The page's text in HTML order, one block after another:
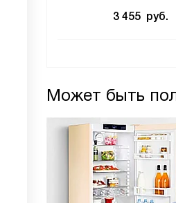
3 455 руб.
Может быть